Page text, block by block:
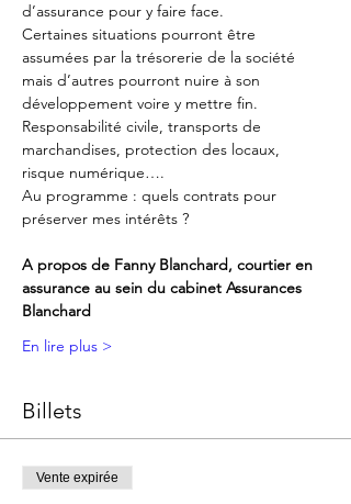
d’assurance pour y faire face.
Certaines situations pourront être
assumées par la trésorerie de la société
mais d’autres pourront nuire à son
développement voire y mettre fin.
Responsabilité civile, transports de
marchandises, protection des locaux,
risque numérique….
Au programme : quels contrats pour
préserver mes intérêts ?
A propos de Fanny Blanchard, courtier en
assurance au sein du cabinet Assurances
Blanchard
En lire plus >
Billets
Vente expirée